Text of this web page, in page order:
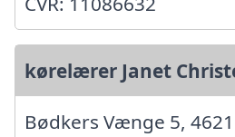
kørelærer Janet
Bødkers Vænge 5,